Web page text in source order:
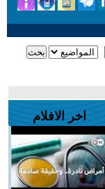
اخر الافلام